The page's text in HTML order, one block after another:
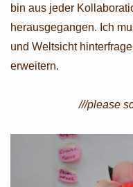
bin aus jeder
herausgegangen. Ich
und Weltsicht
erweitern.
///please